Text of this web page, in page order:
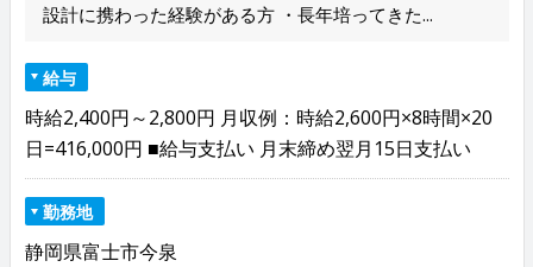
設計に携わった経験がある方 ・長年培ってきた...
給与
時給2,400円～2,800円 月収例：時給2,600円×8時間×20
日=416,000円 ■給与支払い 月末締め翌月15日支払い
勤務地
静岡県富士市今泉